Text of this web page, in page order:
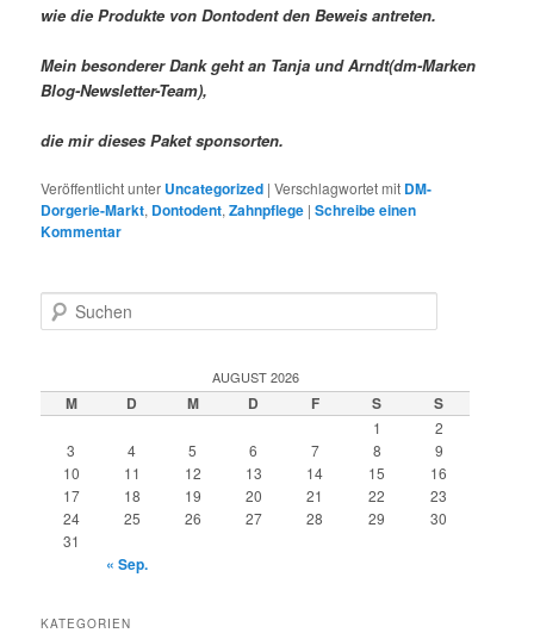
wie die Produkte von Dontodent den Beweis antreten.
Mein besonderer Dank geht an Tanja und Arndt(dm-Marken
Blog-Newsletter-Team),
die mir dieses Paket sponsorten.
Veröffentlicht unter Uncategorized |Verschlagwortet mit DM-
Dorgerie-Markt, Dontodent,Zahnpflege |Schreibe einen
Kommentar
u
e
n
AUGUST 2026
M D M D F S S
1
2
3
4 5 6 7 8
9
10
11 12 13 14 15
16
17
18 19 20 21 22
23
24
25 26 27 28 29
30
31
« Sep.
KATEGORIEN